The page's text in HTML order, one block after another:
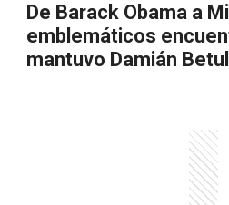
De Barack Obama a
emblemáticos
mantuvo Damián